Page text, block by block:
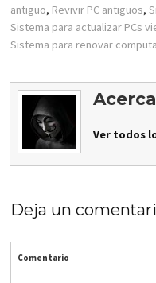
antiguo, Revivir PC antiguos,
Sistema para actualizar PCs
Sistema para renovar
Ver todos
Deja un
Comentario